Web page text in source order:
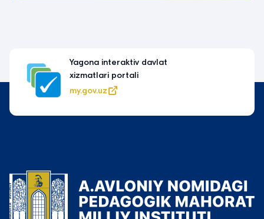
Yagona interaktiv davlat
xizmatlari portali
my.gov.uz